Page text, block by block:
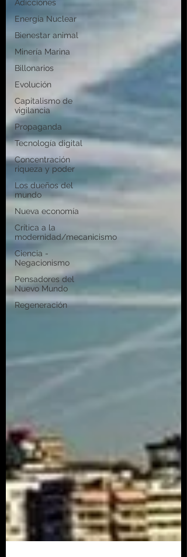
Adicciones
Energía Nuclear
Bienestar animal
Minería Marina
Billonarios
Evolución
Capitalismo de
vigilancia
Propaganda
Tecnología digital
Concentración
riqueza y poder
Los dueños del
mundo
Nueva economía
Crítica a la
modernidad/mecanicismo
Ciencia -
Negacionismo
Pensadores del
Nuevo Mundo
Regeneración